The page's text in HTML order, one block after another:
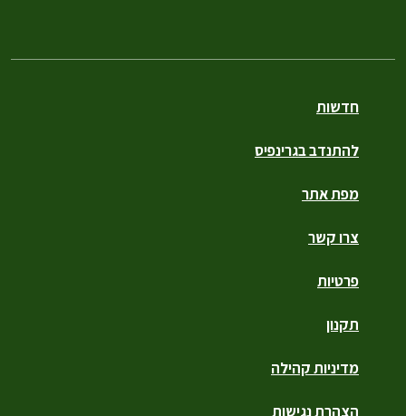
חדשות
להתנדב בגרינפיס
מפת אתר
צרו קשר
פרטיות
תקנון
מדיניות קהילה
הצהרת נגישות